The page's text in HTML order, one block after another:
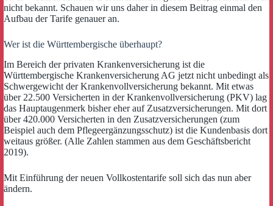
nicht bekannt. Schauen wir uns daher in diesem Beitrag einmal den
Aufbau der Tarife genauer an.
Wer ist die Württembergische überhaupt?
Im Bereich der privaten Krankenversicherung ist die
Württembergische Krankenversicherung AG jetzt nicht unbedingt als
Schwergewicht der Krankenvollversicherung bekannt. Mit etwas
über 22.500 Versicherten in der Krankenvollversicherung (PKV) lag
das Hauptaugenmerk bisher eher auf Zusatzversicherungen. Mit dort
über 420.000 Versicherten in den Zusatzversicherungen (zum
Beispiel auch dem Pflegeergänzungsschutz) ist die Kundenbasis dort
weitaus größer. (Alle Zahlen stammen aus dem Geschäftsbericht
2019).
Mit Einführung der neuen Vollkostentarife soll sich das nun aber
ändern.